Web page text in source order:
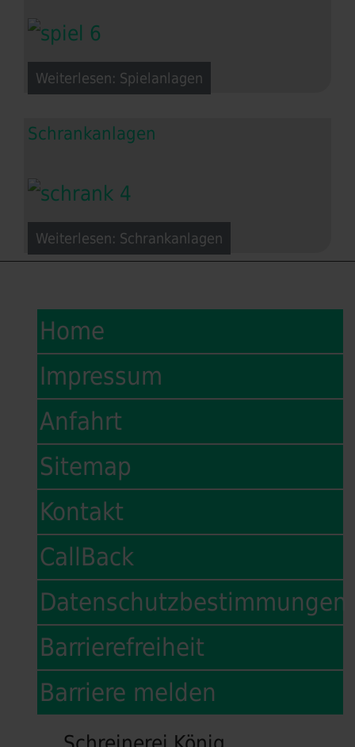
Weiterlesen: Spielanlagen
Schrankanlagen
Weiterlesen: Schrankanlagen
Home
Impressum
Anfahrt
Sitemap
Kontakt
CallBack
Datenschutzbestimmungen
Barrierefreiheit
Barriere melden